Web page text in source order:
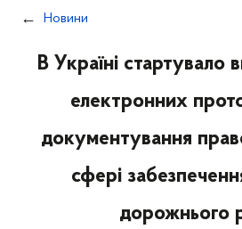
Новини
В Україні стартувало
електронних
документування
сфері
дорожнього